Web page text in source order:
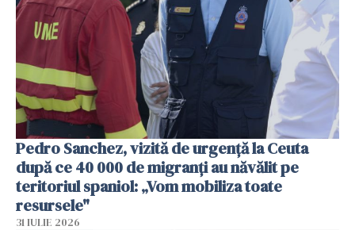
Pedro Sanchez, vizită de urgență la Ceuta
după ce 40 000 de migranți au năvălit pe
teritoriul spaniol: „Vom mobiliza toate
resursele"
31 IULIE 2026